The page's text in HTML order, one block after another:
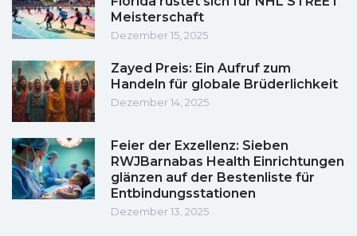
Meisterschaft
Dezember 15, 2025
Zayed Preis: Ein Aufruf zum
Handeln für globale Brüderlichkeit
Dezember 14, 2025
Feier der Exzellenz: Sieben
RWJBarnabas Health Einrichtungen
glänzen auf der Bestenliste für
Entbindungsstationen
Dezember 13, 2025